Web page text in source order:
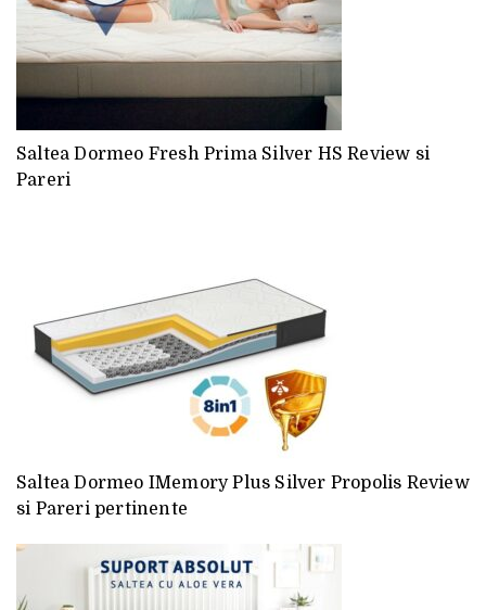
Saltea Dormeo Fresh Prima Silver HS Review si
Pareri
Saltea Dormeo IMemory Plus Silver Propolis Review
si Pareri pertinente